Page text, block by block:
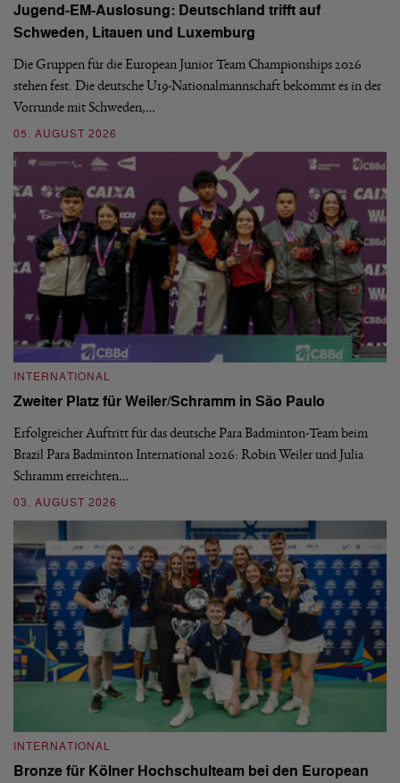
Jugend-EM-Auslosung: Deutschland trifft auf
Schweden, Litauen und Luxemburg
Die Gruppen für die European Junior Team Championships 2026
stehen fest. Die deutsche U19-Nationalmannschaft bekommt es in der
Vorrunde mit Schweden,…
05. AUGUST 2026
INTERNATIONAL
Zweiter Platz für Weiler/Schramm in São Paulo
Erfolgreicher Auftritt für das deutsche Para Badminton-Team beim
Brazil Para Badminton International 2026: Robin Weiler und Julia
Schramm erreichten…
03. AUGUST 2026
INTERNATIONAL
Bronze für Kölner Hochschulteam bei den European